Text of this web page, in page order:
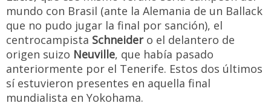
mundo con Brasil (ante la Alemania de un Ballack
que no pudo jugar la final por sanción), el
centrocampista Schneidero el delantero de
origen suizo Neuville, que había pasado
anteriormente por el Tenerife. Estos dos últimos
sí estuvieron presentes en aquella final
mundialista en Yokohama.